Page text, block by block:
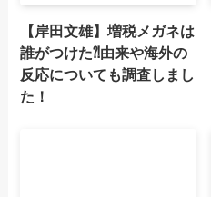
【岸田文雄】増税メガネは
誰がつけた⁈由来や海外の
反応についても調査しまし
た！